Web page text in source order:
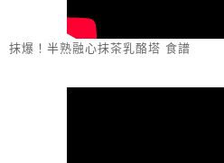
抹爆！半熟融心抹茶乳酪塔 食譜